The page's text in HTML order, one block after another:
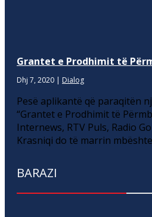
Grantet e Prodhimit të
Dhj 7, 2020 | Dialog
Pesë aplikantë që paraqitën
“Grantet e Prodhimit të
Internews, RTV Puls, Radio
Krasniqi do të marrin
BARAZI